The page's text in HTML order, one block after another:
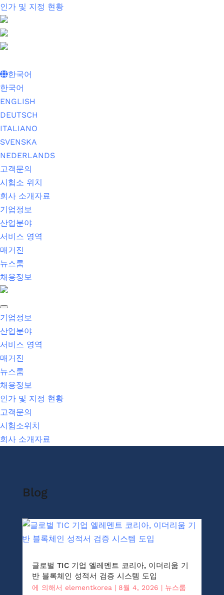
인가 및 지정 현황
한국어
한국어
ENGLISH
DEUTSCH
ITALIANO
SVENSKA
NEDERLANDS
고객문의
시험소 위치
회사 소개자료
기업정보
산업분야
서비스 영역
매거진
뉴스룸
채용정보
기업정보
산업분야
서비스 영역
매거진
뉴스룸
채용정보
인가 및 지정 현황
고객문의
시험소위치
회사 소개자료
Blog
글로벌 TIC 기업 엘레멘트 코리아, 이더리움 기
반 블록체인 성적서 검증 시스템 도입
에 의해서 elementkorea | 8월 4, 2026 | 뉴스룸